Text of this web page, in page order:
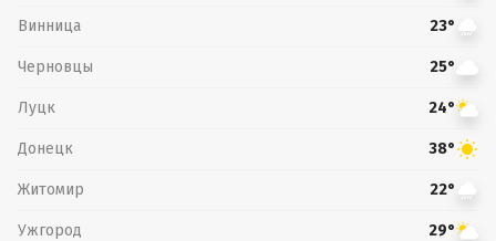
Винница 23°
Черновцы 25°
Луцк 24°
Донецк 38°
Житомир 22°
Ужгород 29°